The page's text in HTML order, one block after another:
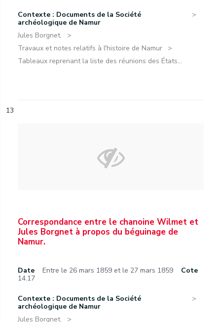
Contexte : Documents de la Société
archéologique de Namur
Jules Borgnet.
Travaux et notes relatifs à l'histoire de Namur
Tableaux reprenant la liste des réunions des États...
13
Correspondance entre le chanoine Wilmet et
Jules Borgnet à propos du béguinage de
Namur.
Date Entre le 26 mars 1859 et le 27 mars 1859
Cote
14.17
Contexte : Documents de la Société
archéologique de Namur
Jules Borgnet.